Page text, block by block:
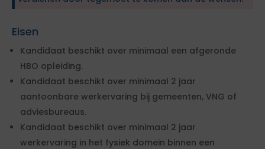
Eisen
Kandidaat beschikt over minimaal een afgeronde
HBO opleiding.
Kandidaat beschikt over minimaal 2 jaar
aantoonbare werkervaring bij gemeenten, VNG of
adviesbureaus.
Kandidaat beschikt over minimaal 2 jaar
werkervaring in het fysiek domein binnen een